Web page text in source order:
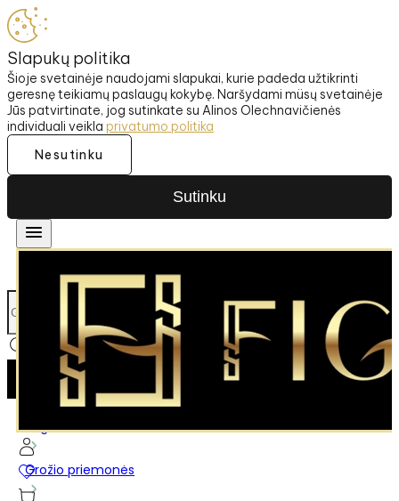
Slapukų politika
Šioje svetainėje naudojami slapukai, kurie padeda užtikrinti
geresnę teikiamų paslaugų kokybę. Naršydami müsų svetainėje
Jūs patvirtinate, jog sutinkate su Alinos Olechnavičienės
individuali veikla privatumo politika
Nesutinku
Sutinku
Pagrindinis
Grožio priemonės